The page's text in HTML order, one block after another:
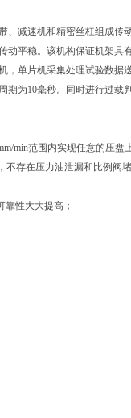
减速机和精密丝杠组成传
平稳。该机构保证机架具
单片机采集处理试验数据
为10毫秒。同时进行过载
min范围内实现任意的压盘
存在压力油泄漏和比例阀堵
性大大提高；